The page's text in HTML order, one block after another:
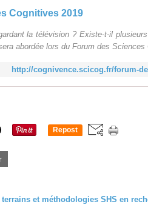
Cognitives 2019
la télévision ? Existe-t-il
abordée lors du Forum des
http://cognivence.scicog.fr/forum-
Repost